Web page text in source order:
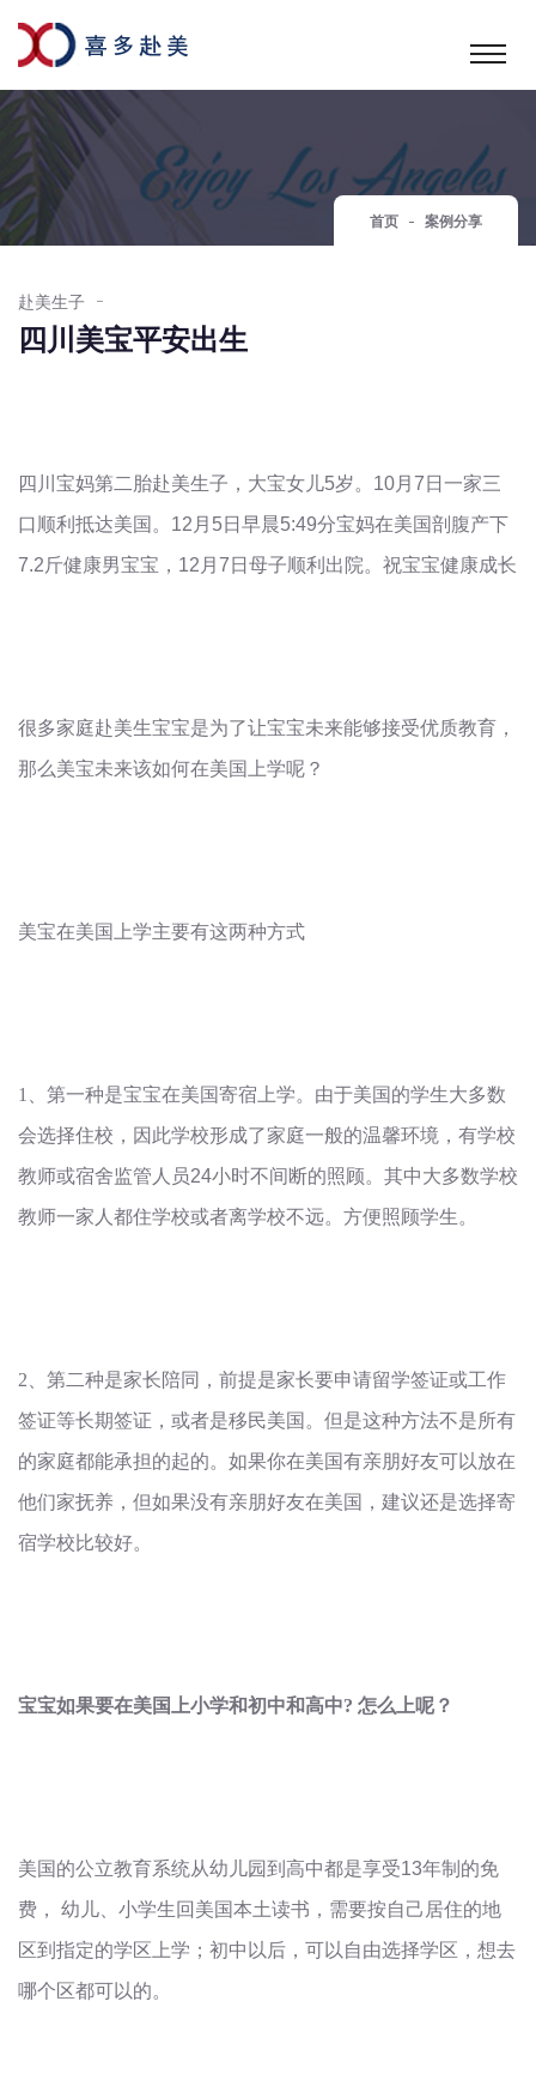
首页 案例分享
赴美生子
四川美宝平安出生
四川宝妈第二胎赴美生子，大宝女儿5岁。 10月 7 日一家三
口顺利抵达美国。 12 月 5日早晨5:49分宝妈在美国剖腹产下
7.2斤健康男宝宝， 12 月 7 日母子顺利出院。祝宝宝健康成长
很多家庭赴美生宝宝是为了让宝宝未来能够接受优质教育，
那么美宝未来该如何在美国上学呢？
美宝在美国上学主要有这两种方式
1
第一种是宝宝在美国寄宿上学。由于美国的学生大多数
会选择住校，因此学校形成了家庭一般的温馨环境，有学校
教师或宿舍监管人员24小时不间断的照顾。其中大多数学校
教师一家人都住学校或者离学校不远。方便照顾学生。
2
第二种是家长陪同，前提是家长要申请留学签证或工作
签证等长期签证，或者是移民美国。但是这种方法不是所有
的家庭都能承担的起的。如果你在美国有亲朋好友可以放在
他们家抚养，但如果没有亲朋好友在美国，建议还是选择寄
宿学校比较好。
宝宝如果要在美国上小学和初中和高中? 怎么上呢？
美国的公立教育系统从幼儿园到高中都是享受13年制的免
费，
幼儿、小学生回美国本土读书，需要按自己居住的地
区到指定的学区上学；初中以后，可以自由选择学区，想去
哪个区都可以的。